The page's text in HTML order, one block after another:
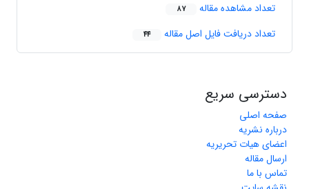
تعداد مشاهده مقاله 87
تعداد دریافت فایل اصل مقاله 44
دسترسی سریع
صفحه اصلی
درباره نشریه
اعضای هیات تحریریه
ارسال مقاله
تماس با ما